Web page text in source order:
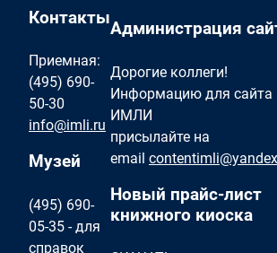
Контакты
Приемная:
(495) 690-
50-30
info@imli.ru
Музей
(495) 690-
05-35 - для
справок
Администрация
Дорогие коллеги!
Информацию для сайта
ИМЛИ
присылайте на
email
Новый прайс-лист
книжного киоска